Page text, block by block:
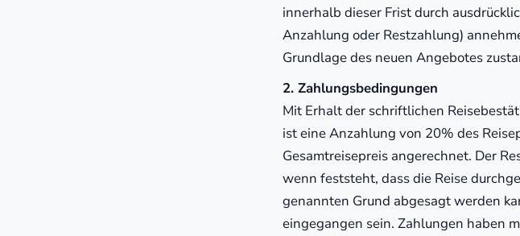
innerhalb dieser Frist durch
Anzahlung oder Restzahlung)
Grundlage des neuen Angebotes
2. Zahlungsbedingungen
Mit Erhalt der schriftlichen
ist eine Anzahlung von 20% des
Gesamtreisepreis angerechnet. Der
wenn feststeht, dass die Reise
genannten Grund abgesagt werden
eingegangen sein. Zahlungen haben